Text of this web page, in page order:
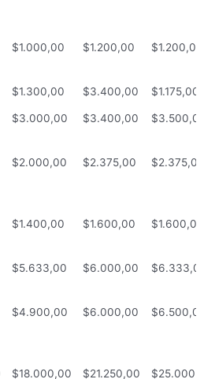
$1.000,00 $1.200,00 $1.200,00
$1.300,00 $3.400,00 $1.175,00
$3.000,00 $3.400,00
$2.000,00 $2.375,00 $2.375,00
$1.400,00 $1.600,00 $1.600,00
$5.633,00 $6.000,00
$4.900,00 $6.000,00
$18.000,00 $21.250,00